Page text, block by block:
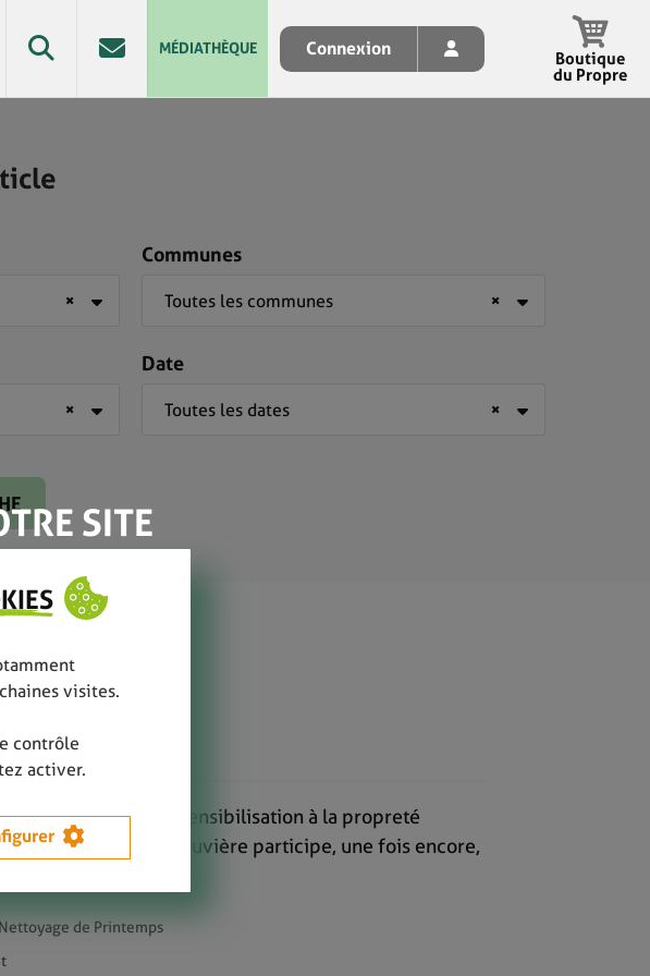
MÉDIATHÈQUE
Connexion
Boutique
du Propre
×
Communes
×
Toutes les communes
×
Date
×
Toutes les dates
action annuelle de sensibilisation à la propreté
à laquelle La Louvière participe, une fois encore,
Nettoyage de Printemps
SITE
visites.
contrôle
activer.